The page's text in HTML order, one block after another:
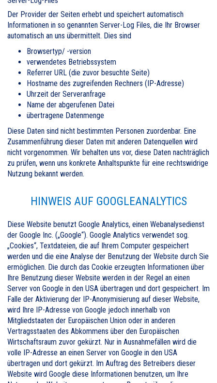
Der Provider der Seiten erhebt und speichert automatisch
Informationen in so genannten Server-Log Files, die Ihr Browser
automatisch an uns übermittelt. Dies sind
Browsertyp/ -version
verwendetes Betriebssystem
Referrer URL (die zuvor besuchte Seite)
Hostname des zugreifenden Rechners (IP-Adresse)
Uhrzeit der Serveranfrage
Name der abgerufenen Datei
übertragene Datenmenge
Diese Daten sind nicht bestimmten Personen zuordenbar. Eine
Zusammenführung dieser Daten mit anderen Datenquellen wird
nicht vorgenommen. Wir behalten uns vor, diese Daten nachträglich
zu prüfen, wenn uns konkrete Anhaltspunkte für eine rechtswidrige
Nutzung bekannt werden.
HINWEIS AUF GOOGLEANALYTICS
Diese Website benutzt Google Analytics, einen Webanalysedienst
der Google Inc. („Google“). Google Analytics verwendet sog.
„Cookies“, Textdateien, die auf Ihrem Computer gespeichert
werden und die eine Analyse der Benutzung der Website durch Sie
ermöglichen. Die durch das Cookie erzeugten Informationen über
Ihre Benutzung dieser Website werden in der Regel an einen
Server von Google in den USA übertragen und dort gespeichert. Im
Falle der Aktivierung der IP-Anonymisierung auf dieser Website,
wird Ihre IP-Adresse von Google jedoch innerhalb von
Mitgliedstaaten der Europäischen Union oder in anderen
Vertragsstaaten des Abkommens über den Europäischen
Wirtschaftsraum zuvor gekürzt. Nur in Ausnahmefällen wird die
volle IP-Adresse an einen Server von Google in den USA
übertragen und dort gekürzt. Im Auftrag des Betreibers dieser
Website wird Google diese Informationen benutzen, um Ihre